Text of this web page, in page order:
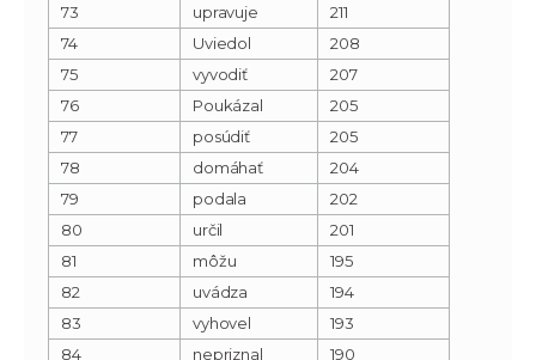
73
upravuje
211
74
Uviedol
208
75
vyvodiť
207
76
Poukázal
205
77
posúdiť
205
78
domáhať
204
79
podala
202
80
určil
201
81
môžu
195
82
uvádza
194
83
vyhovel
193
84
nepriznal
190